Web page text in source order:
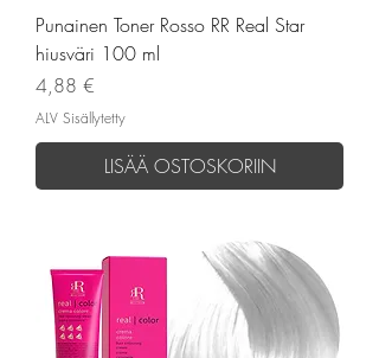
Punainen Toner Rosso RR Real Star
hiusväri 100 ml
Hinta
4,88 €
ALV Sisällytetty
LISÄÄ OSTOSKORIIN